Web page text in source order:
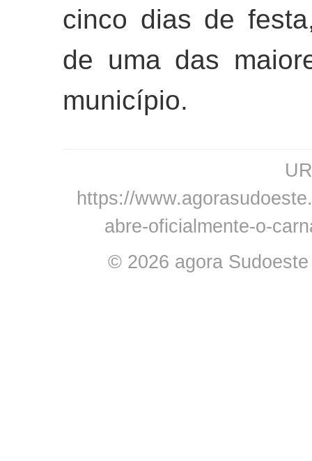
cinco dias de
de uma das
município.
https://
abre-oficialmente-o-
© 2026 agora